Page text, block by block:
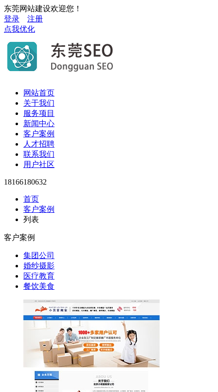
东莞网站建设欢迎您！
登录
注册
点我优化
网站首页
关于我们
服务项目
新闻中心
客户案例
人才招聘
联系我们
用户社区
18166180632
首页
客户案例
列表
客户案例
集团公司
婚纱摄影
医疗教育
餐饮美食